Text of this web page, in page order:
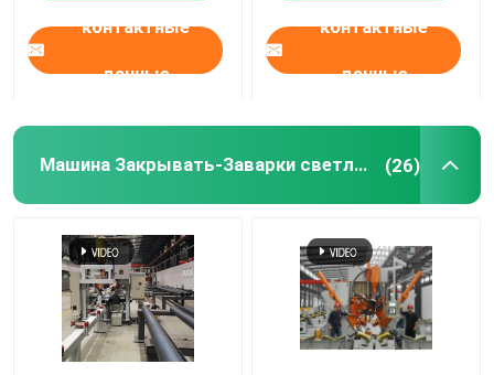
светового столба
контактные
данные
полюса слабой стали
на 6m 8m 14m
контактные
данные
Машина Закрывать-Заварки светлого Поляка (26)